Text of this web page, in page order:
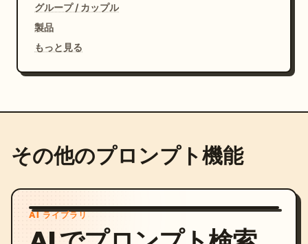
グループ / カップル
製品
もっと見る
その他のプロンプト機能
AI ライブラリ